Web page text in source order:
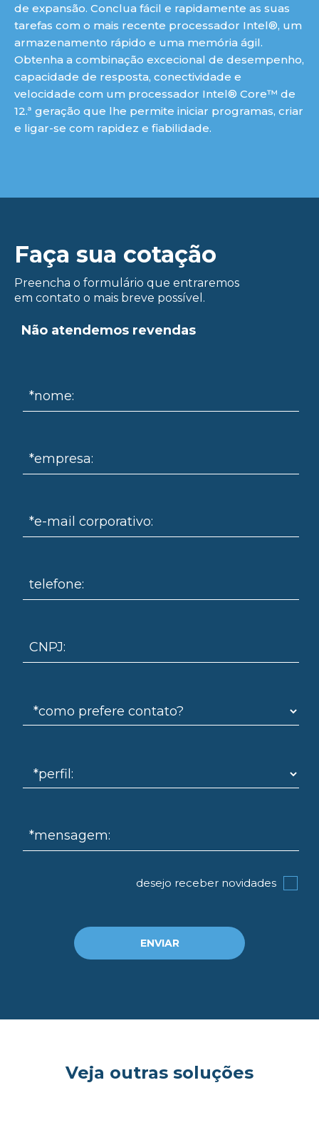
de expansão. Conclua fácil e rapidamente as suas
tarefas com o mais recente processador Intel®, um
armazenamento rápido e uma memória ágil.
Obtenha a combinação excecional de desempenho,
capacidade de resposta, conectividade e
velocidade com um processador Intel® Core™ de
12.ª geração que lhe permite iniciar programas, criar
e ligar-se com rapidez e fiabilidade.
Faça sua cotação
Preencha o formulário que entraremos
em contato o mais breve possível.
Não atendemos revendas
*nome:
*empresa:
*e-mail corporativo:
telefone:
CNPJ:
*mensagem:
desejo receber novidades
ENVIAR
Veja outras soluções